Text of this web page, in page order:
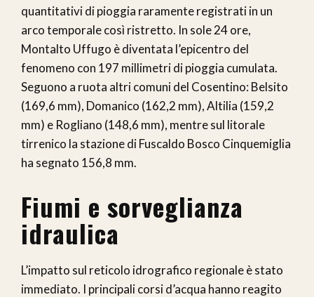
quantitativi di pioggia raramente registrati in un
arco temporale così ristretto. In sole 24 ore,
Montalto Uffugo è diventata l’epicentro del
fenomeno con 197 millimetri di pioggia cumulata.
Seguono a ruota altri comuni del Cosentino: Belsito
(169,6 mm), Domanico (162,2 mm), Altilia (159,2
mm) e Rogliano (148,6 mm), mentre sul litorale
tirrenico la stazione di Fuscaldo Bosco Cinquemiglia
ha segnato 156,8 mm.
Fiumi e sorveglianza
idraulica
L’impatto sul reticolo idrografico regionale è stato
immediato. I principali corsi d’acqua hanno reagito